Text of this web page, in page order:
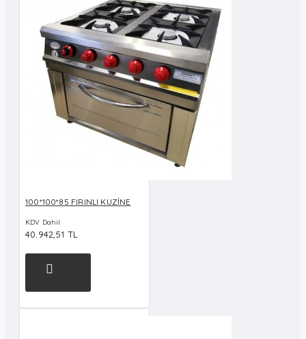
100*100*85 FIRINLI KUZİNE
KDV Dahil
40.942,51 TL